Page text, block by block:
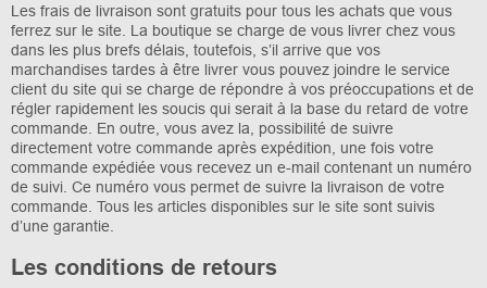
Les frais de livraison sont gratuits pour tous les achats que vous
ferrez sur le site. La boutique se charge de vous livrer chez vous
dans les plus brefs délais, toutefois, s’il arrive que vos
marchandises tardes à être livrer vous pouvez joindre le service
client du site qui se charge de répondre à vos préoccupations et de
régler rapidement les soucis qui serait à la base du retard de votre
commande. En outre, vous avez la, possibilité de suivre
directement votre commande après expédition, une fois votre
commande expédiée vous recevez un e-mail contenant un numéro
de suivi. Ce numéro vous permet de suivre la livraison de votre
commande. Tous les articles disponibles sur le site sont suivis
d’une garantie.
Les conditions de retours